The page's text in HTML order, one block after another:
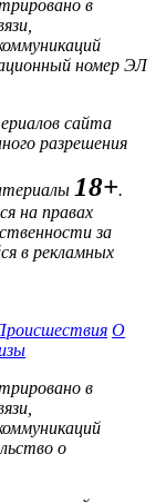
в
номер ЭЛ
сайта
разрешения
18+.
на правах
за
в рекламных
О
в
о